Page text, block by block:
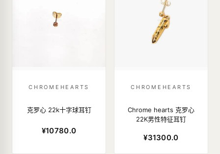
CHROMEHEARTS
克罗心 22k十字球耳钉
¥10780.0
CHROMEHEARTS
Chrome hearts 克罗心
22K男性特征耳钉
¥31300.0